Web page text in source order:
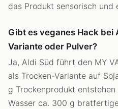
das Produkt sensorisch und
Gibt es veganes Hack bei
Variante oder Pulver?
Ja, Aldi Süd führt den MY
als Trocken-Variante auf
g Trockenprodukt
Wasser ca. 300 g